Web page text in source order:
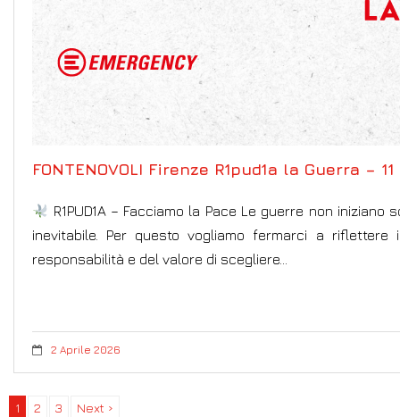
FONTENOVOLI Firenze R1pud1a la Guerra –
R1PUD1A – Facciamo la Pace Le guerre non
inevitabile. Per questo vogliamo fermarci a
responsabilità e del valore di scegliere…
2 Aprile 2026
1 2 3 Next ›